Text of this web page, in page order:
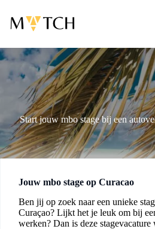
naar
Start jouw mbo stage bij een
Jouw mbo stage op Curacao
Ben jij op zoek naar een unieke
Curaçao? Lijkt het je leuk om bij
werken? Dan is deze